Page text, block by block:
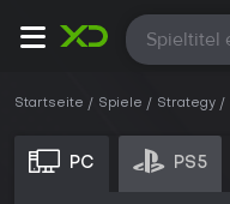
Alle
Startseite Spiele Strategy
PC PS5